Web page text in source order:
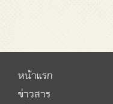
หน้าแรก
ข่าวสาร